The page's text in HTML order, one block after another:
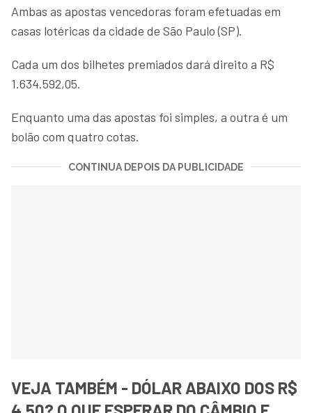
Ambas as apostas vencedoras foram efetuadas em
casas lotéricas da cidade de São Paulo (SP).
Cada um dos bilhetes premiados dará direito a R$
1.634.592,05.
Enquanto uma das apostas foi simples, a outra é um
bolão com quatro cotas.
CONTINUA DEPOIS DA PUBLICIDADE
VEJA TAMBÉM - DÓLAR ABAIXO DOS R$